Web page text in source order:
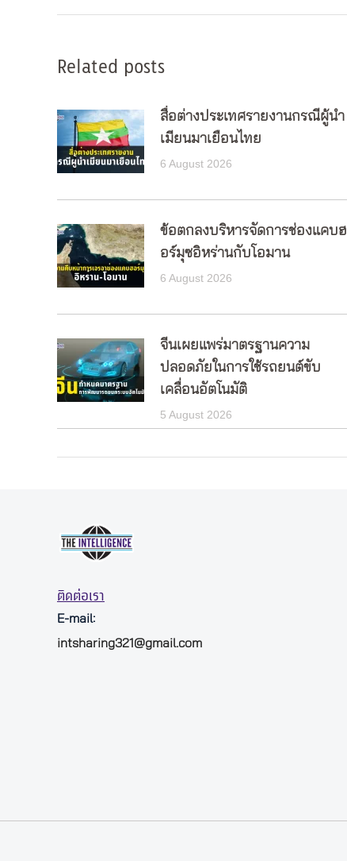
Related posts
สื่อต่างประเทศรายงานกรณีผู้นำ
เมียนมาเยือนไทย
6 August 2026
ข้อตกลงบริหารจัดการช่องแคบฮ
อร์มุซอิหร่านกับโอมาน
6 August 2026
จีนเผยแพร่มาตรฐานความ
ปลอดภัยในการใช้รถยนต์ขับ
เคลื่อนอัตโนมัติ
5 August 2026
ติดต่อเรา
E-mail:
intsharing321@gmail.com